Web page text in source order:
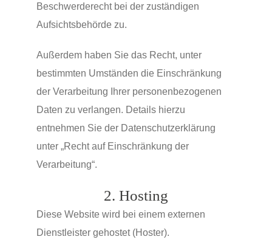
Beschwerderecht bei der zuständigen
Aufsichtsbehörde zu.
Außerdem haben Sie das Recht, unter
bestimmten Umständen die Einschränkung
der Verarbeitung Ihrer personenbezogenen
Daten zu verlangen. Details hierzu
entnehmen Sie der Datenschutzerklärung
unter „Recht auf Einschränkung der
Verarbeitung“.
2. Hosting
Diese Website wird bei einem externen
Dienstleister gehostet (Hoster).